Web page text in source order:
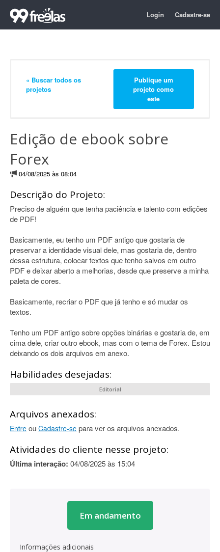
Login Cadastre-se
« Buscar todos os
projetos
Publique um
projeto como
este
Edição de ebook sobre
Forex
04/08/2025 às 08:04
Descrição do Projeto:
Preciso de alguém que tenha paciência e talento com edições
de PDF!
Basicamente, eu tenho um PDF antigo que gostaria de
preservar a identidade visual dele, mas gostaria de, dentro
dessa estrutura, colocar textos que tenho salvos em outro
PDF e deixar aberto a melhorias, desde que preserve a minha
paleta de cores.
Basicamente, recriar o PDF que já tenho e só mudar os
textos.
Tenho um PDF antigo sobre opções binárias e gostaria de, em
cima dele, criar outro ebook, mas com o tema de Forex. Estou
deixando os dois arquivos em anexo.
Habilidades desejadas:
Editorial
Arquivos anexados:
Entre ou Cadastre-se para ver os arquivos anexados.
Atividades do cliente nesse projeto:
Última interação: 04/08/2025 às 15:04
Em andamento
Informações adicionais